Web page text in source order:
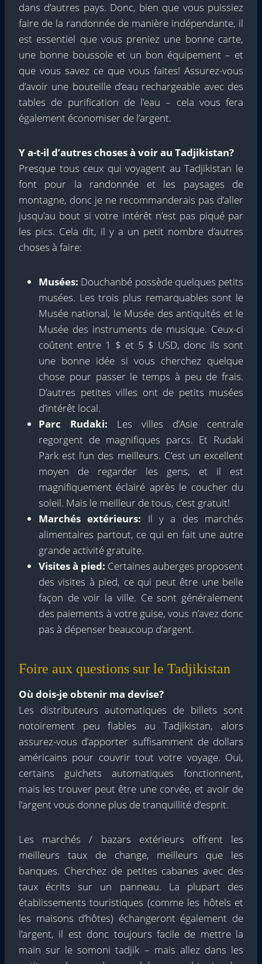
dans d’autres pays. Donc, bien que vous puissiez
faire de la randonnée de manière indépendante, il
est essentiel que vous preniez une bonne carte,
une bonne boussole et un bon équipement – et
que vous savez ce que vous faites! Assurez-vous
d’avoir une bouteille d’eau rechargeable avec des
tables de purification de l’eau – cela vous fera
également économiser de l’argent.
Y a-t-il d’autres choses à voir au Tadjikistan?
Presque tous ceux qui voyagent au Tadjikistan le
font pour la randonnée et les paysages de
montagne, donc je ne recommanderais pas d’aller
jusqu’au bout si votre intérêt n’est pas piqué par
les pics. Cela dit, il y a un petit nombre d’autres
choses à faire:
Musées: Douchanbé possède quelques petits
musées. Les trois plus remarquables sont le
Musée national, le Musée des antiquités et le
Musée des instruments de musique. Ceux-ci
coûtent entre 1 $ et 5 $ USD, donc ils sont
une bonne idée si vous cherchez quelque
chose pour passer le temps à peu de frais.
D’autres petites villes ont de petits musées
d’intérêt local.
Parc Rudaki: Les villes d’Asie centrale
regorgent de magnifiques parcs. Et Rudaki
Park est l’un des meilleurs. C’est un excellent
moyen de regarder les gens, et il est
magnifiquement éclairé après le coucher du
soleil. Mais le meilleur de tous, c’est gratuit!
Marchés extérieurs: Il y a des marchés
alimentaires partout, ce qui en fait une autre
grande activité gratuite.
Visites à pied: Certaines auberges proposent
des visites à pied, ce qui peut être une belle
façon de voir la ville. Ce sont généralement
des paiements à votre guise, vous n’avez donc
pas à dépenser beaucoup d’argent.
Foire aux questions sur le Tadjikistan
Où dois-je obtenir ma devise?
Les distributeurs automatiques de billets sont
notoirement peu fiables au Tadjikistan, alors
assurez-vous d’apporter suffisamment de dollars
américains pour couvrir tout votre voyage. Oui,
certains guichets automatiques fonctionnent,
mais les trouver peut être une corvée, et avoir de
l’argent vous donne plus de tranquillité d’esprit.
Les marchés / bazars extérieurs offrent les
meilleurs taux de change, meilleurs que les
banques. Cherchez de petites cabanes avec des
taux écrits sur un panneau. La plupart des
établissements touristiques (comme les hôtels et
les maisons d’hôtes) échangeront également de
l’argent, il est donc toujours facile de mettre la
main sur le somoni tadjik – mais allez dans les